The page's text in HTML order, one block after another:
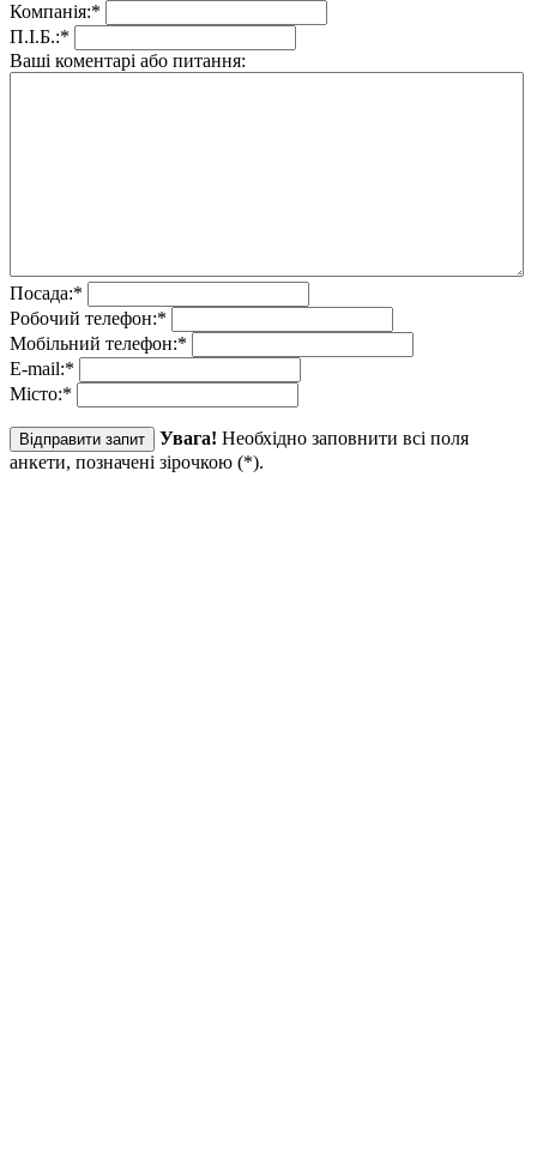
Компанія:*
П.І.Б.:*
Ваші коментарі або питання:
Посада:*
Робочий телефон:*
Мобільний телефон:*
E-mail:*
Місто:*
Увага! Необхідно заповнити всі поля
анкети, позначені зірочкою (*).